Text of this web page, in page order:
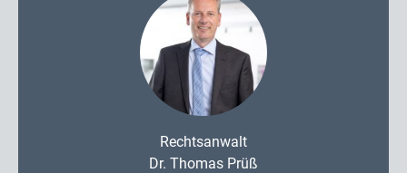
Rechtsanwalt
Dr. Thomas Prüß